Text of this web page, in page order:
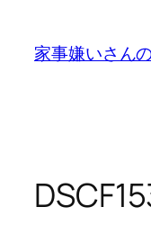
家事嫌いさん